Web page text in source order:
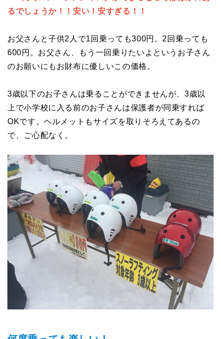
るでしょうか！！安い！安すぎる！！
お父さんと子供2人で1回乗っても300円。2回乗っても
600円。お父さん、もう一回乗りたいよというお子さん
のお願いにもお財布に優しいこの価格。
3歳以下のお子さんは乗ることができませんが、3歳以
上で小学校に入る前のお子さんは保護者が同乗すれば
OKです。ヘルメットもサイズを取りそろえてあるの
で、ご心配なく。